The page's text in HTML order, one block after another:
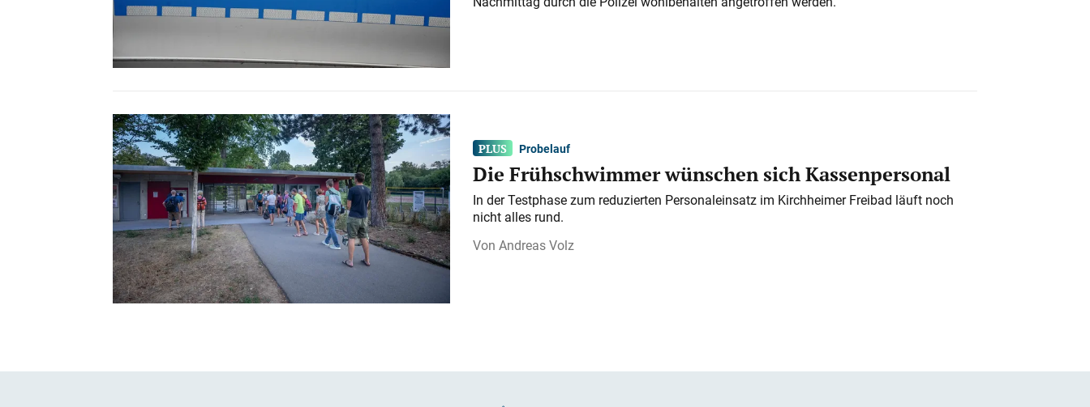
Probelauf
Die Frühschwimmer wünschen sich Kassenpersonal
In der Testphase zum reduzierten Personaleinsatz im Kirchheimer Freibad läuft noch
nicht alles rund.
Andreas Volz